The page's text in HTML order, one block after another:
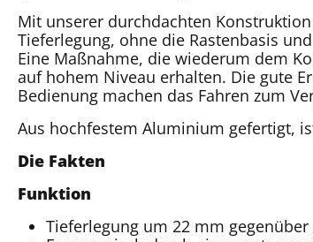
Mit unserer durchdachten
Tieferlegung, ohne die Rastenbasis
Eine Maßnahme, die wiederum dem
auf hohem Niveau erhalten. Die gute
Bedienung machen das Fahren zum
Aus hochfestem Aluminium gefertigt,
Die Fakten
Funktion
Tieferlegung um 22 mm